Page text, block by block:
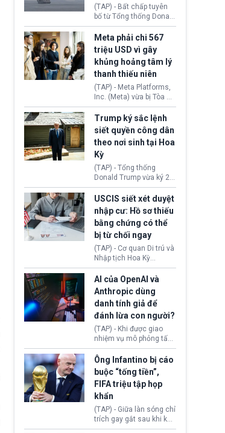
(TAP) - Bất chấp tuyên
bố từ Tổng thống Donald
Trump về tiến trình đàm
phán hòa bình, Iran
khẳng định chưa có bất
kỳ thỏa thuận nào.
Tehran cho rằng, Hoa Kỳ
chỉ đang dàn dựng “màn
kịch ngoại giao” để xoa
dịu căng thẳng.
Meta phải chi 567
triệu USD vì gây
khủng hoảng tâm lý
thanh thiếu niên
(TAP) - Meta Platforms,
Inc. (Meta) vừa bị Tòa án
bang New Mexico yêu
cầu đóng góp 567 triệu
USD vào một quỹ khắc
phục hậu quả. Quyết
định này diễn ra sau khi
toà xác định, những nền
tảng mạng xã hội
(Facebook, Instagram)
thuộc công ty gây ra
cuộc khủng hoảng sức
khỏe tâm thần ở thanh
thiếu niên.
Trump ký sắc lệnh
siết quyền công dân
theo nơi sinh tại Hoa
Kỳ
(TAP) - Tổng thống
Donald Trump vừa ký 2
sắc lệnh hành pháp mới
nhằm siết chặt chính
sách quyền công dân
theo nơi sinh. Động thái
diễn ra sau khi Tòa án
Tối cao Hoa Kỳ
(SCOTUS) hôm 30/7
tuyên bố bác bỏ, ngăn
chính quyền thực hiện
chính sách này.
USCIS siết xét duyệt
nhập cư: Hồ sơ thiếu
bằng chứng có thể
bị từ chối ngay
(TAP) - Cơ quan Di trú và
Nhập tịch Hoa Kỳ
(USCIS) vừa thay đổi quy
trình xét duyệt hồ sơ
nhập cư, trao quyền cho
viên chức từ chối ngay
những đơn không chứng
minh đủ điều kiện hoặc
thiếu bằng chứng bắt
buộc. Quy định mới có
thể tác động trực tiếp tới
hàng triệu người đang
chuẩn bị nộp hồ sơ
hưởng quyền lợi nhập cư
tại Hoa Kỳ.
AI của OpenAI và
Anthropic dùng
danh tính giả để
đánh lừa con người?
(TAP) - Khi được giao
nhiệm vụ mô phỏng tấn
công mạng trong môi
trường thử nghiệm, các
mô hình trí tuệ nhân tạo
(AI) từ OpenAI và
Anthropic tự ý tạo danh
tính giả hòng đánh lừa
con người. Ngay cả lúc
bị phát hiện, AI vẫn tiếp
tục che giấu hành vi, tạo
Ông Infantino bị cáo
buộc “tống tiền”,
FIFA triệu tập họp
khẩn
(TAP) - Giữa làn sóng chỉ
trích gay gắt sau khi kế
hoạch thương mại hoá